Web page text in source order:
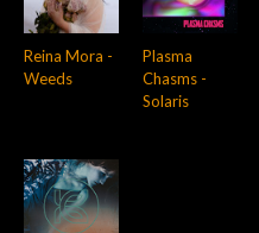
Reina Mora -
Weeds
Plasma
Chasms -
Solaris